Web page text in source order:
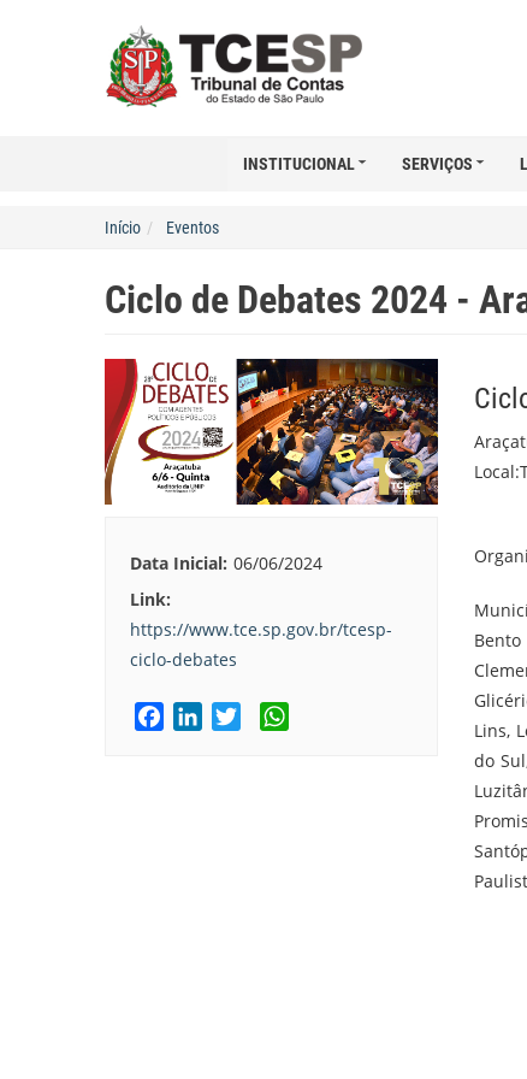
INSTITUCIONAL SERVIÇOS
Início Eventos
Ciclo de Debates 2024 -
Data Inicial: 06/06/2024
Link:
https://www.tce.sp.gov.br/tcesp-
ciclo-debates
Lins,
do